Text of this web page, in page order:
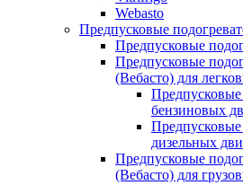
Webasto
Предпусковые
Предпусковые
Предпусковые
(Вебасто) для
Предпусковые
бензиновых
Предпусковые
дизельных
Предпусковые
(Вебасто) для